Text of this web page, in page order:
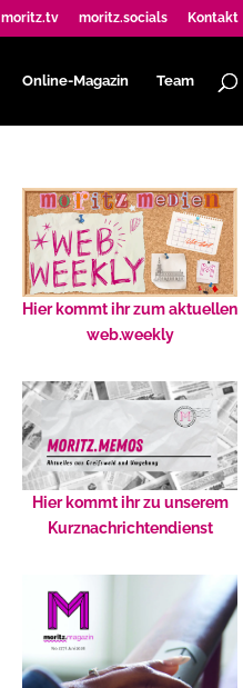
moritz.tv moritz.socials Kontakt
Online-Magazin Team
Hier kommt ihr zum aktuellen
web.weekly
Hier kommt ihr zu unserem
Kurznachrichtendienst